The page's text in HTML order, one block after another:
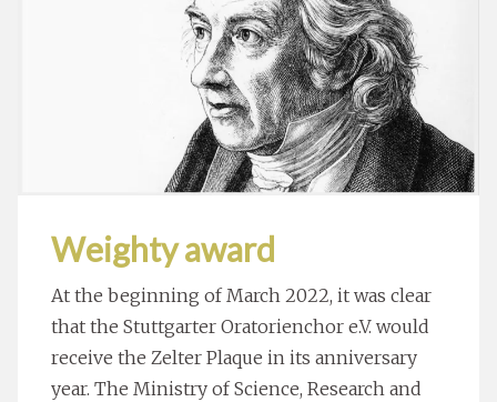
Weighty award
At the beginning of March 2022, it was clear
that the Stuttgarter Oratorienchor e.V. would
receive the Zelter Plaque in its anniversary
year. The Ministry of Science, Research and